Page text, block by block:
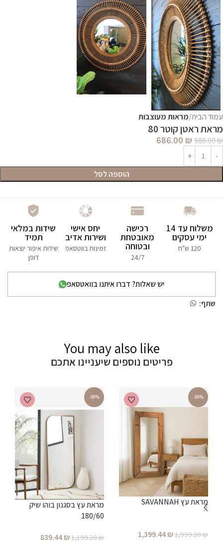
עמוד הבית מראות מעוצבות
מראת ראטן קוטר 80
980.00₪
686.00 ₪
הוספה לסל
משלוח עד 14
ימי עסקים
120 ש"ח
רכישה
מאובטחת
ובטוחה
24/7
יחס אישי
ושירות אדיב
זמינות בווטסאפ
שידות במלאי
תמיד
שידות איפור יוצאות
דופן
יש שאלות? דברו איתנו בוואטסאפ
שתף:
You may also like
פריטים נוספים שיעניינו אתכם
-30%
מראת עץ SAVANNAH
1,999.20₪
1,399.44₪
-30%
מראת עץ בסגנון בוהו שיק
180/60
1,199.20₪
839.44₪